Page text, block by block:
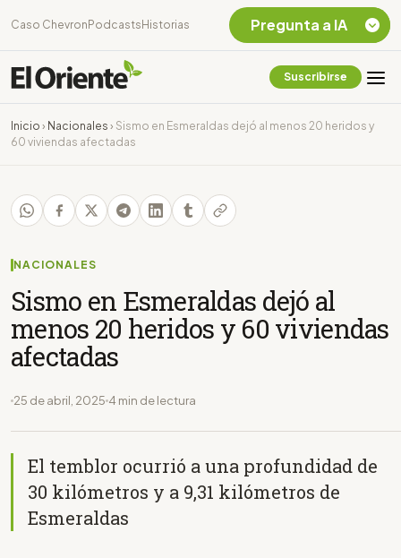
Caso Chevron Podcasts Historias
Suscribirse
Inicio › Nacionales › Sismo en Esmeraldas dejó al menos 20 heridos y
60 viviendas afectadas
NACIONALES
Sismo en Esmeraldas dejó al
menos 20 heridos y 60 viviendas
afectadas
25 de abril, 2025 4 min de lectura
El temblor ocurrió a una profundidad de
30 kilómetros y a 9,31 kilómetros de
Esmeraldas
Pregunta a IA
Chevron Ecuador